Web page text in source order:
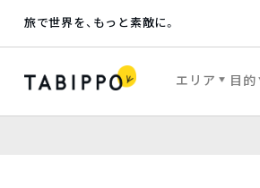
旅で世界を、もっと素敵に。
エリア 目的